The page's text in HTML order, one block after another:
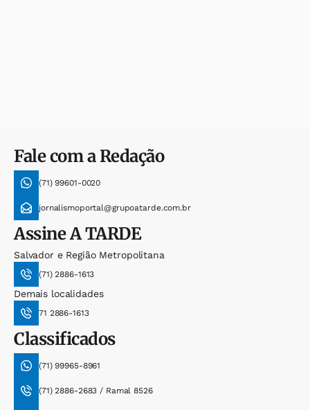
Fale com a Redação
(71) 99601-0020
jornalismoportal@grupoatarde.com.br
AssineA TARDE
Salvador e Região Metropolitana
(71) 2886-1613
Demais localidades
71 2886-1613
Classificados
(71) 99965-8961
(71) 2886-2683 / Ramal 8526